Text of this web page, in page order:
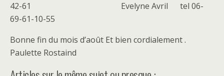
42-61 Evelyne Avril tel 06-
69-61-10-55
Bonne fin du mois d’août Et bien cordialement .
Paulette Rostaind